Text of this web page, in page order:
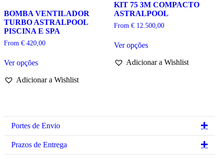
BOMBA VENTILADOR
TURBO ASTRALPOOL
PISCINA E SPA
From € 420,00
Ver opçõesproduct
multiple
may
be
chosen
on
Adicionar a Wishlist
KIT 75 3M COMPACTO
ASTRALPOOL
From €12.500,00
Ver opçõesproduct
multiple
chosen
the
Adicionar a Wishlist
Portes de Envio
Prazos de Entrega